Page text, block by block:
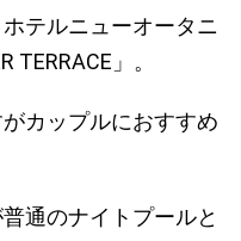
テルニューオータニ
TERRACE」。
カップルにおすすめ
通のナイトプールと